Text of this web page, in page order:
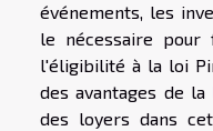
événements, les
le nécessaire
l'éligibilité à la loi
des avantages de la
des loyers dans